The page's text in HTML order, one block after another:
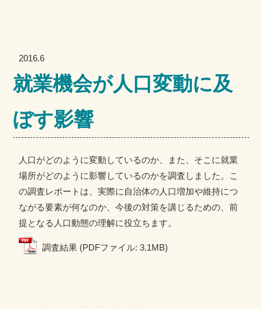
2016.6
就業機会が人口変動に及
ぼす影響
人口がどのように変動しているのか、また、そこに就業
場所がどのように影響しているのかを調査しました。こ
の調査レポートは、実際に自治体の人口増加や維持につ
ながる要素が何なのか、今後の対策を講じるための、前
提となる人口動態の理解に役立ちます。
調査結果 (PDFファイル: 3.1MB)